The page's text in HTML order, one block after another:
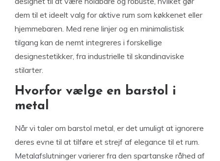
dem til et ideelt valg for aktive rum som køkkenet eller
hjemmebaren. Med rene linjer og en minimalistisk
tilgang kan de nemt integreres i forskellige
designestetikker, fra industrielle til skandinaviske
stilarter.
Hvorfor vælge en barstol i
metal
Når vi taler om barstol metal, er det umuligt at ignorere
deres evne til at tilføre et strejf af elegance til et rum.
Metalafslutninger varierer fra den spartanske råhed af